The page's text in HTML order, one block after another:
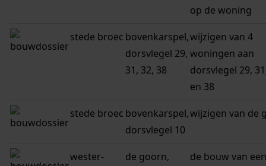
op de woning
stede broec bovenkarspel,
dorsvlegel 29,
31, 32, 38
wijzigen van 4
woningen aan
dorsvlegel 29,
en 38
stede broec bovenkarspel,
dorsvlegel 10
wijzigen van de
wester-
de goorn,
de bouw van een